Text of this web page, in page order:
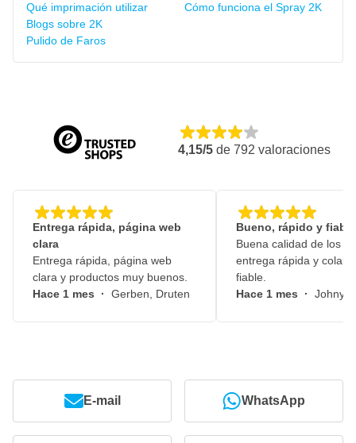
Qué imprimación utilizar
Blogs sobre 2K
Pulido de Faros
Cómo funciona el Spray 2K
4,15/5 de 792 valoraciones
Entrega rápida, página web
clara
Entrega rápida, página web
clara y productos muy buenos.
Hace 1 mes · Gerben, Druten
Bueno, rápido y fiable
Buena calidad de los
entrega rápida y
fiable.
Hace 1 mes · Johny,
E-mail WhatsApp